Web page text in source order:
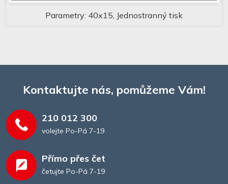
Parametry: 40x15, Jednostranný tisk
Kontaktujte nás, pomůžeme Vám!
210 012 300
volejte Po-Pá 7-19
Přímo přes čet
četujte Po-Pá 7-19